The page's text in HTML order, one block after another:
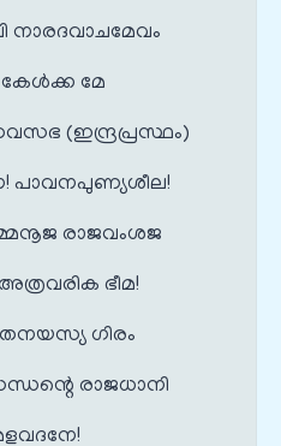
നാരദവാചമേവം
മേ
(ഇന്ദ്രപ്രസ്ഥം)
പാവനപുണ്യശീല!
രാജവംശജ
ഭീമ!
ഗിരം
രാജധാനി